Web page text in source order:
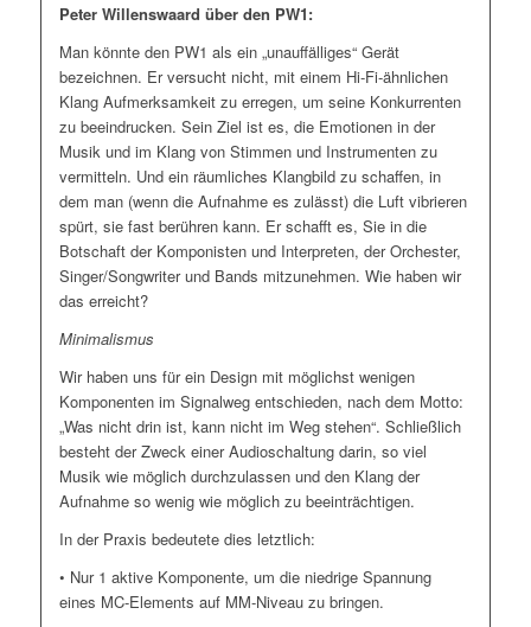
Peter Willenswaard über den PW1:
Man könnte den PW1 als ein „unauffälliges“ Gerät
bezeichnen. Er versucht nicht, mit einem Hi-Fi-ähnlichen
Klang Aufmerksamkeit zu erregen, um seine Konkurrenten
zu beeindrucken. Sein Ziel ist es, die Emotionen in der
Musik und im Klang von Stimmen und Instrumenten zu
vermitteln. Und ein räumliches Klangbild zu schaffen, in
dem man (wenn die Aufnahme es zulässt) die Luft vibrieren
spürt, sie fast berühren kann. Er schafft es, Sie in die
Botschaft der Komponisten und Interpreten, der Orchester,
Singer/Songwriter und Bands mitzunehmen. Wie haben wir
das erreicht?
Minimalismus
Wir haben uns für ein Design mit möglichst wenigen
Komponenten im Signalweg entschieden, nach dem Motto:
„Was nicht drin ist, kann nicht im Weg stehen“. Schließlich
besteht der Zweck einer Audioschaltung darin, so viel
Musik wie möglich durchzulassen und den Klang der
Aufnahme so wenig wie möglich zu beeinträchtigen.
In der Praxis bedeutete dies letztlich:
• Nur 1 aktive Komponente, um die niedrige Spannung
eines MC-Elements auf MM-Niveau zu bringen.